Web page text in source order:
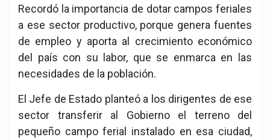
Recordó la importancia de dotar campos feriales
a ese sector productivo, porque genera fuentes
de empleo y aporta al crecimiento económico
del país con su labor, que se enmarca en las
necesidades de la población.
El Jefe de Estado planteó a los dirigentes de ese
sector transferir al Gobierno el terreno del
pequeño campo ferial instalado en esa ciudad,